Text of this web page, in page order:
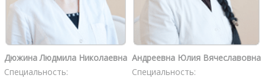
Дюжина Людмила Николаевна
Специальность:
Андреевна Юлия Вячеславовна
Специальность: